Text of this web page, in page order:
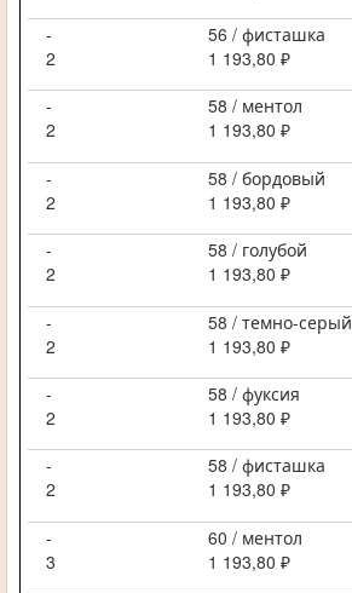
-
56 / фисташка
2
1 193,80 ₽
-
58 / ментол
2
1 193,80 ₽
-
58 / бордовый
2
1 193,80 ₽
-
58 / голубой
2
1 193,80 ₽
-
58 / темно-серый
2
1 193,80 ₽
-
58 / фуксия
2
1 193,80 ₽
-
58 / фисташка
2
1 193,80 ₽
-
60 / ментол
3
1 193,80 ₽